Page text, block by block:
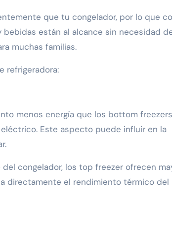
que tu congelador, por lo que
están al alcance sin necesidad
muchas familias.
refrigeradora:
menos energía que los bottom
Este aspecto puede influir en la
congelador, los top freezer ofrecen
directamente el rendimiento térmico del